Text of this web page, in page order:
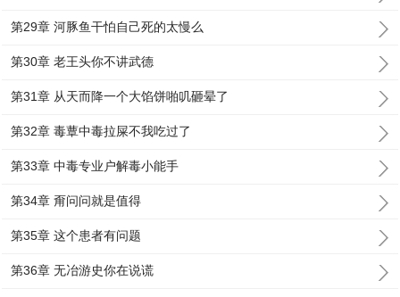
第29章 河豚鱼干怕自己死的太慢么
第30章 老王头你不讲武德
第31章 从天而降一个大馅饼啪叽砸晕了
第32章 毒蕈中毒拉屎不我吃过了
第33章 中毒专业户解毒小能手
第34章 甭问问就是值得
第35章 这个患者有问题
第36章 无冶游史你在说谎